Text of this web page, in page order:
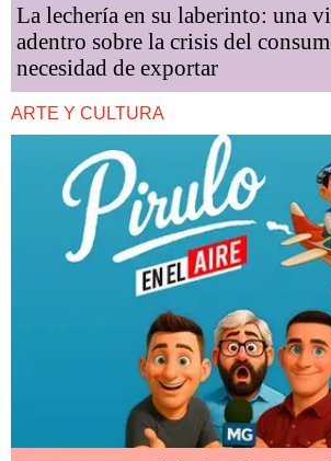
La lechería en su laberinto: una
adentro sobre la crisis del
necesidad de exportar
ARTE Y CULTURA